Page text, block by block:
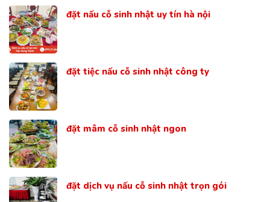
đặt nấu cỗ sinh nhật uy tín hà nội
đặt tiệc nấu cỗ sinh nhật công ty
đặt mâm cỗ sinh nhật ngon
đặt dịch vụ nấu cỗ sinh nhật trọn gói